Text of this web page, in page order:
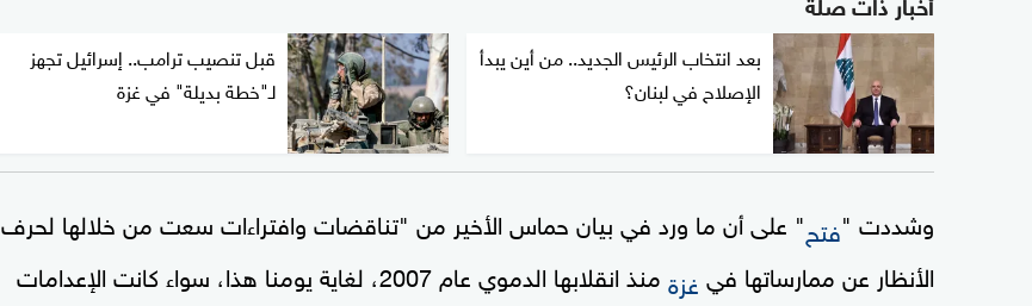
بعد انتخاب الرئيس الجديد.. من أين يبدأ
الإصلاح في لبنان؟
قبل تنصيب ترامب.. إسرائيل تجهز
لـ"خطة بديلة" في غزة
وشددت "فتح" على أن ما ورد في بيان حماس الأخير من "تناقضات وافتراءات سعت من خلالها لحرف
الأنظار عن ممارساتها في غزة
منذ انقلابها الدموي عام 2007، لغاية يومنا هذا، سواء كانت الإعدامات